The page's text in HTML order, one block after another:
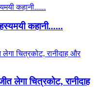
कहानी......
लेगा चित्रकोट, रानीदाह